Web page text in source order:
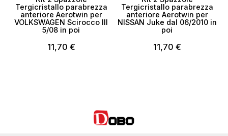
Tergicristallo parabrezza
anteriore Aerotwin per
VOLKSWAGEN Scirocco III
5/08 in poi
11,70 €
Tergicristallo parabrezza
anteriore Aerotwin per
NISSAN Juke dal 06/2010 in
poi
11,70 €